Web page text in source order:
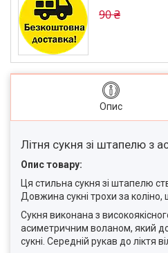
90 ₴
Опис
Літня сукня зі штапелю з
Опис товару:
Ця стильна сукня зі штапелю
Довжина сукні трохи за коліно,
Сукня виконана з
асиметричним воланом, який
сукні. Середній рукав до ліктя